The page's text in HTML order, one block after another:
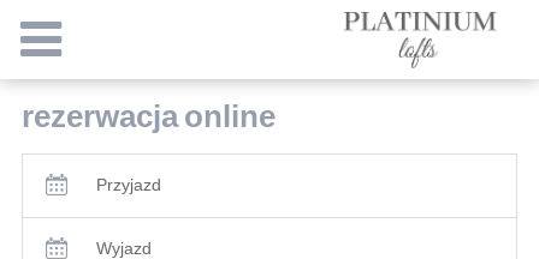
rezerwacja online
Przyjazd
Wyjazd